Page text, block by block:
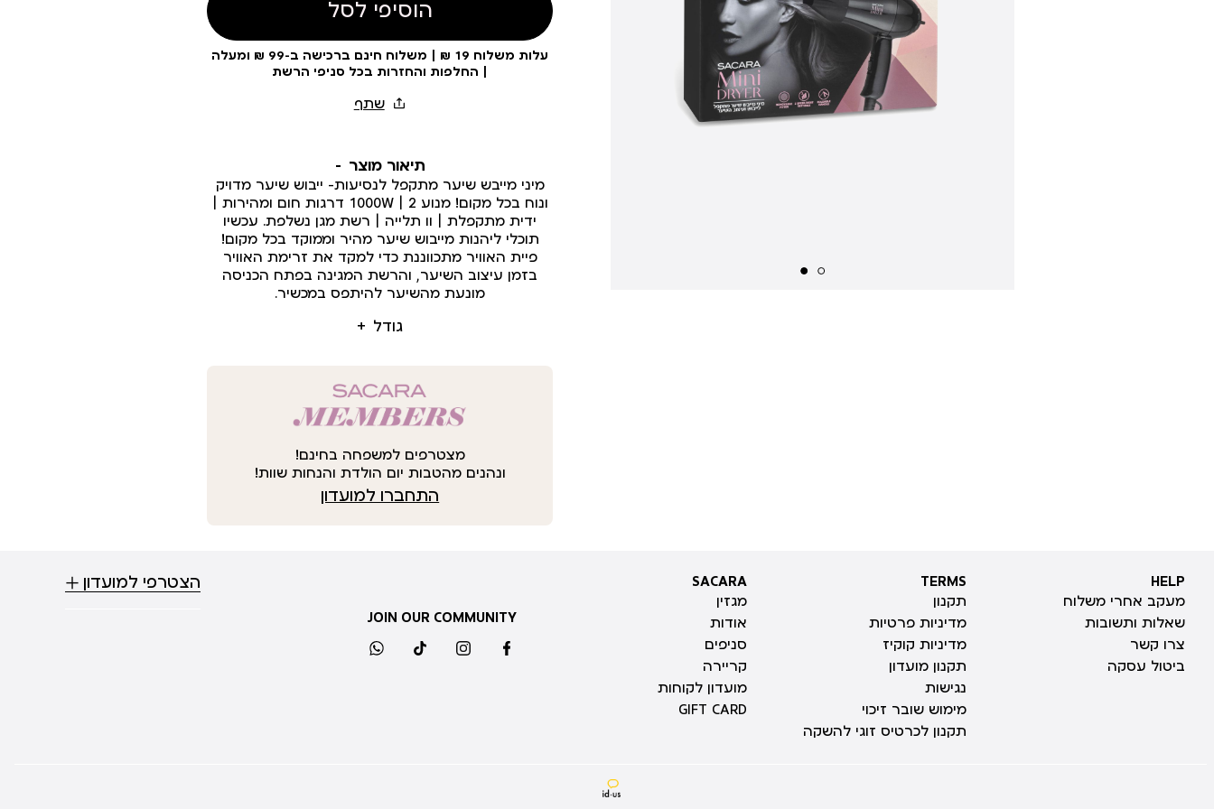
הוסיפי לסל
עלות משלוח 19 ₪ | משלוח חינם ברכישה ב-99 ₪ ומעלה
| החלפות והחזרות בכל סניפי הרשת
תיאור מוצר
גודל
מיני מייבש שיער מתקפל לנסיעות- ייבוש שיער מדויק
ונוח בכל מקום! מנוע 1000W | 2 דרגות חום ומהירות |
ידית מתקפלת | וו תלייה | רשת מגן נשלפת. עכשיו
תוכלי ליהנות מייבוש שיער מהיר וממוקד בכל מקום!
פיית האוויר מתכווננת כדי למקד את זרימת האוויר
בזמן עיצוב השיער, והרשת המגינה בפתח הכניסה
מונעת מהשיער להיתפס במכשיר.
מצטרפים למשפחה בחינם!
ונהנים מהטבות יום הולדת והנחות שוות!
התחברו למועדון
HELP
HELP
מעקב אחרי משלוח
שאלות ותשובות
צרו קשר
ביטול עסקה
TERMS
TERMS
תקנון
מדיניות פרטיות
מדיניות קוקיז
תקנון מועדון
נגישות
מימוש שובר זיכוי
תקנון לכרטיס זוגי להשקה
SACARA
SACARA
מגזין
אודות
סניפים
קריירה
מועדון לקוחות
GIFT CARD
JOIN OUR COMMUNITY
facebook
instagram
tiktok
whatsapp
הצטרפי למועדון